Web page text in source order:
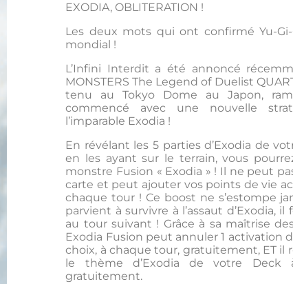
EXODIA, OBLITERATION !
Les deux mots qui ont confirmé Yu-
mondial !
L’Infini Interdit a été annoncé
MONSTERS The Legend of Duelist
tenu au Tokyo Dome au Japon,
commencé avec une nouvelle
l’imparable Exodia !
En révélant les 5 parties d’Exodia de
en les ayant sur le terrain, vous
monstre Fusion « Exodia » ! Il ne peut
carte et peut ajouter vos points de vie
chaque tour ! Ce boost ne s’estompe
parvient à survivre à l’assaut d’Exodia,
au tour suivant ! Grâce à sa maîtrise
Exodia Fusion peut annuler 1 activation
choix, à chaque tour, gratuitement, ET il
le thème d’Exodia de votre Deck
gratuitement.